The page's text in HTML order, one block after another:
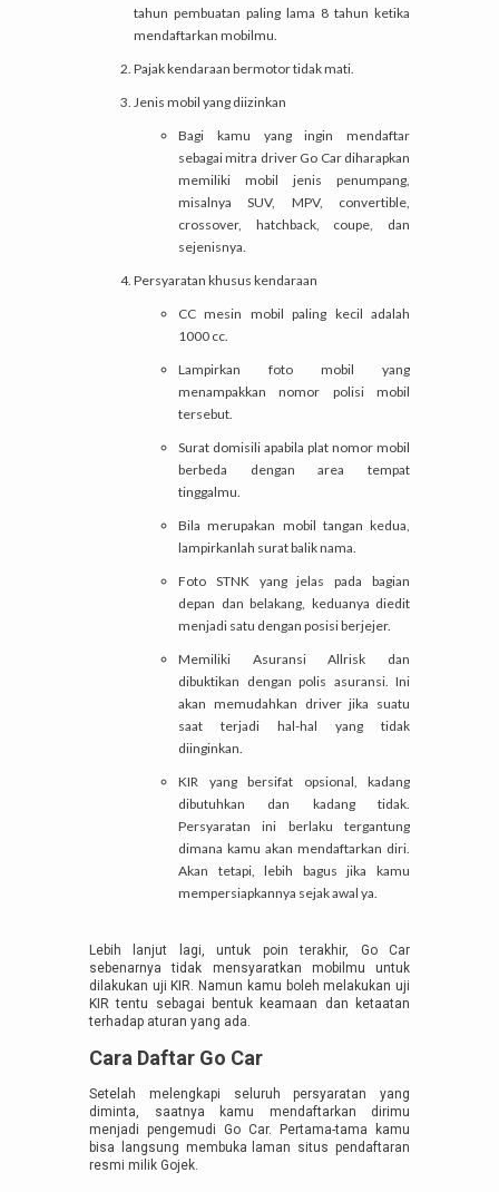
tahun pembuatan paling lama 8 tahun ketika
mendaftarkan mobilmu.
Pajak kendaraan bermotor tidak mati.
Jenis mobil yang diizinkan
Bagi kamu yang ingin mendaftar
sebagai mitra driver Go Car diharapkan
memiliki mobil jenis penumpang,
misalnya SUV, MPV, convertible,
crossover, hatchback, coupe, dan
sejenisnya.
Persyaratan khusus kendaraan
CC mesin mobil paling kecil adalah
1000 cc.
Lampirkan foto mobil yang
menampakkan nomor polisi mobil
tersebut.
Surat domisili apabila plat nomor mobil
berbeda dengan area tempat
tinggalmu.
Bila merupakan mobil tangan kedua,
lampirkanlah surat balik nama.
Foto STNK yang jelas pada bagian
depan dan belakang, keduanya diedit
menjadi satu dengan posisi berjejer.
Memiliki Asuransi Allrisk dan
dibuktikan dengan polis asuransi. Ini
akan memudahkan driver jika suatu
saat terjadi hal-hal yang tidak
diinginkan.
KIR yang bersifat opsional, kadang
dibutuhkan dan kadang tidak.
Persyaratan ini berlaku tergantung
dimana kamu akan mendaftarkan diri.
Akan tetapi, lebih bagus jika kamu
mempersiapkannya sejak awal ya.
Lebih lanjut lagi, untuk poin terakhir, Go Car
sebenarnya tidak mensyaratkan mobilmu untuk
dilakukan uji KIR. Namun kamu boleh melakukan uji
KIR tentu sebagai bentuk keamaan dan ketaatan
terhadap aturan yang ada.
Cara Daftar Go Car
Setelah melengkapi seluruh persyaratan yang
diminta, saatnya kamu mendaftarkan dirimu
menjadi pengemudi Go Car. Pertama-tama kamu
bisa langsung membuka
laman situs pendaftaran
resmi milik Gojek.